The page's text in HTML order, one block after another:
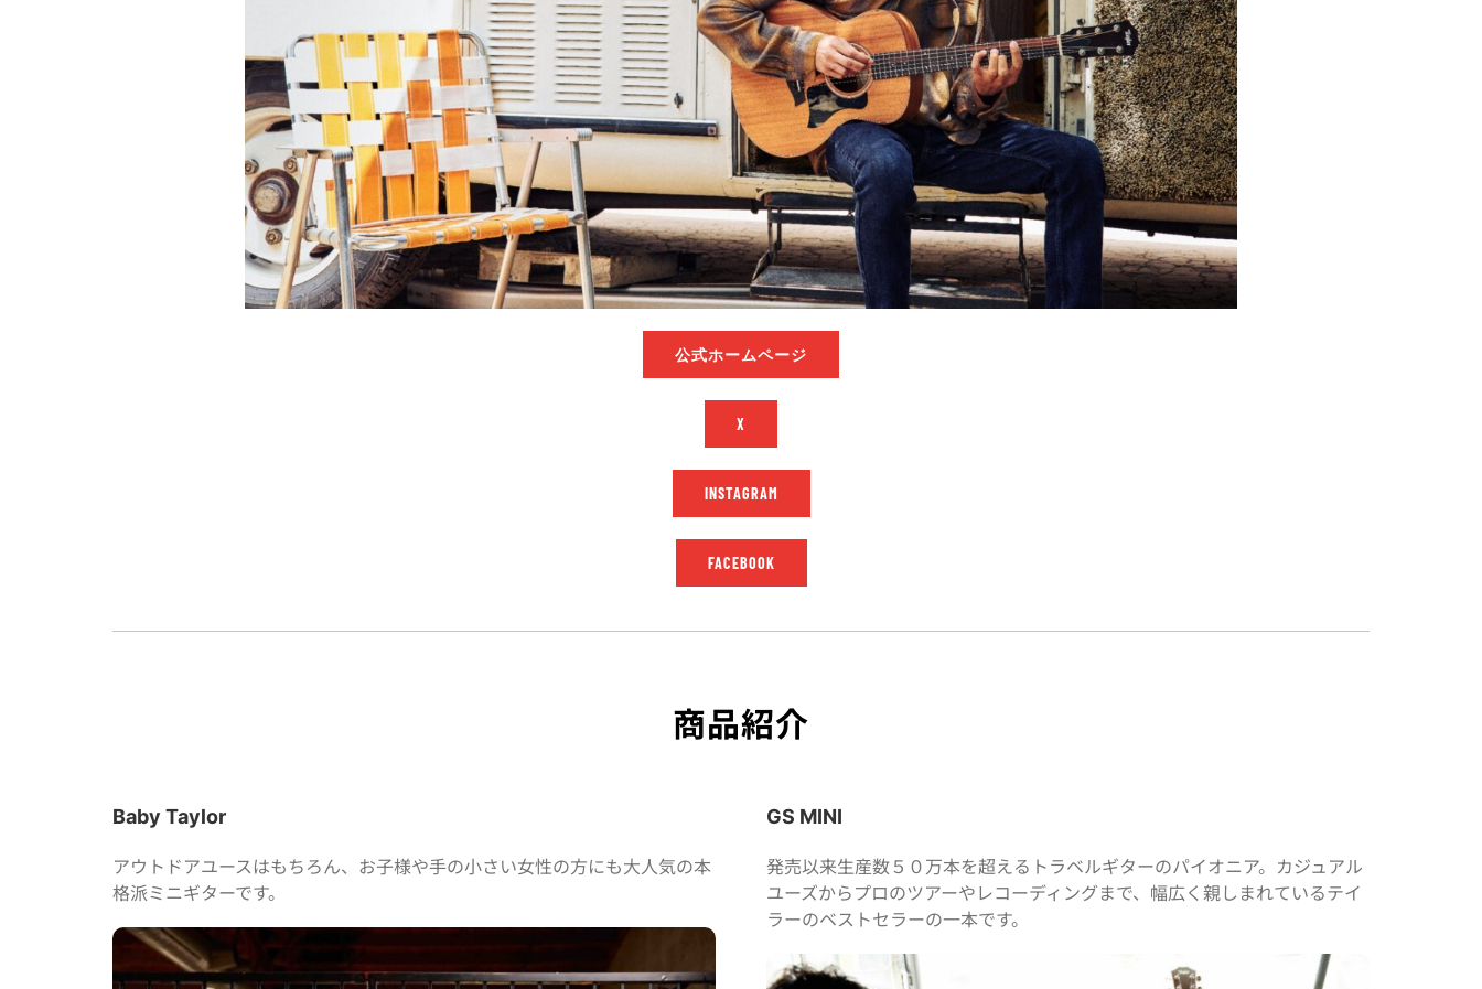
公式ホームページ
X
INSTAGRAM
FACEBOOK
商品紹介
Baby Taylor
アウトドアユースはもちろん、お子様や手の小さい女性の方にも大人気の本
格派ミニギターです。
GS MINI
発売以来生産数５０万本を超えるトラベルギターのパイオニア。カジュアル
ユーズからプロのツアーやレコーディングまで、幅広く親しまれているテイ
ラーのベストセラーの一本です。